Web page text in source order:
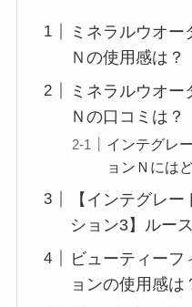
ミネラルウオ
Ｎの使用感は？
ミネラルウオ
Ｎの口コミは？
インテグレ
ョンＮには
【インテグレ
ション3】ルー
ビューティー
ョンの使用感は